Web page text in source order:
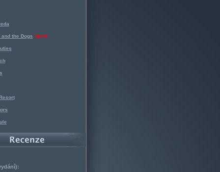
the Dogs NEW!